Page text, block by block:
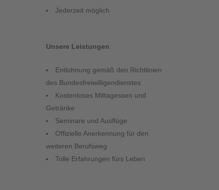
Jederzeit möglich
Unsere Leistungen
Entlohnung gemäß den Richtlinien
des Bundesfreiwilligendienstes
Kostenloses Mittagessen und
Getränke
Seminare und Ausflüge
Offizielle Anerkennung für den
weiteren Berufsweg
Tolle Erfahrungen fürs Leben